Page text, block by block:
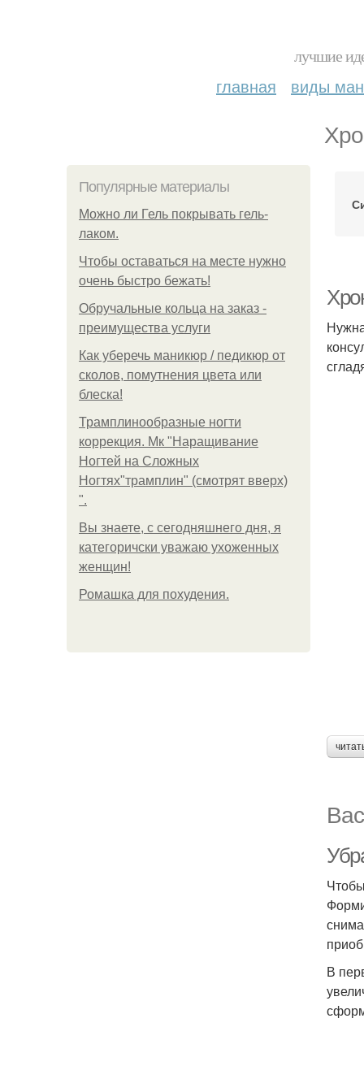
лучшие
главная виды
Популярные материалы
Можно ли Гель покрывать гель-
лаком.
Чтобы оставаться на месте нужно
очень быстро бежать!
Обручальные кольца на заказ -
преимущества услуги
Как уберечь маникюр / педикюр от
сколов, помутнения цвета или
блеска!
Трамплинообразные ногти
коррекция. Мк "Наращивание
Ногтей на Сложных
Ногтях"трамплин" (смотрят вверх)
".
Вы знаете, с сегодняшнего дня, я
категоричски уважаю ухоженных
женщин!
Ромашка для похудения.
В